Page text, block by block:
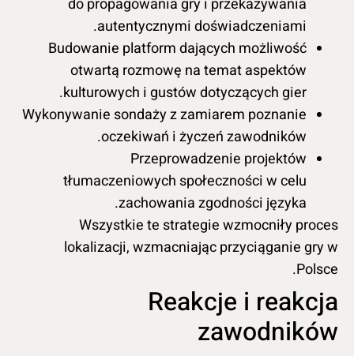
do propagowania gry i przekazywania
autentycznymi doświadczeniami.
Budowanie platform dających możliwość
otwartą rozmowę na temat aspektów
kulturowych i gustów dotyczących gier.
Wykonywanie sondaży z zamiarem poznanie
oczekiwań i życzeń zawodników.
Przeprowadzenie projektów
tłumaczeniowych społeczności w celu
zachowania zgodności języka.
Wszystkie te strategie wzmocniły proces
lokalizacji, wzmacniając przyciąganie gry w
Polsce.
Reakcje i reakcja
zawodników